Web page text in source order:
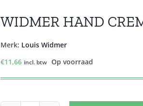
WIDMER HAND
Merk: Louis Widmer
€11,66 incl. btw Op voorraad